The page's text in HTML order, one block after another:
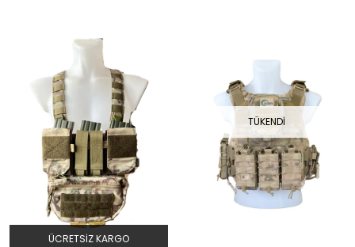
ÜCRETSIZ KARGO
TÜKENDI